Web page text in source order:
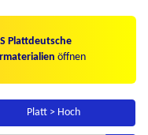
Plattdeutsche
öffnen
Platt > Hoch